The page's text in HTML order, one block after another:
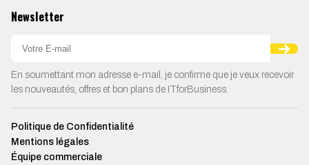
Newsletter
En soumettant mon adresse e-mail, je confirme que je veux recevoir
les nouveautés, offres et bon plans de ITforBusiness.
Politique de Confidentialité
Mentions légales
Équipe commerciale